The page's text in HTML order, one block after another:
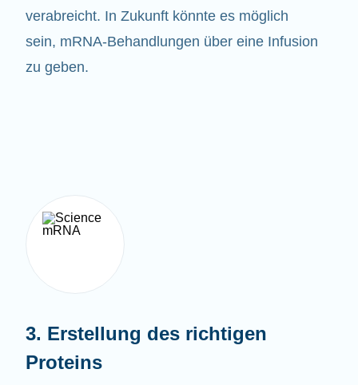
verabreicht. In Zukunft könnte es möglich
sein, mRNA-Behandlungen über eine Infusion
zu geben.
3. Erstellung des richtigen
Proteins